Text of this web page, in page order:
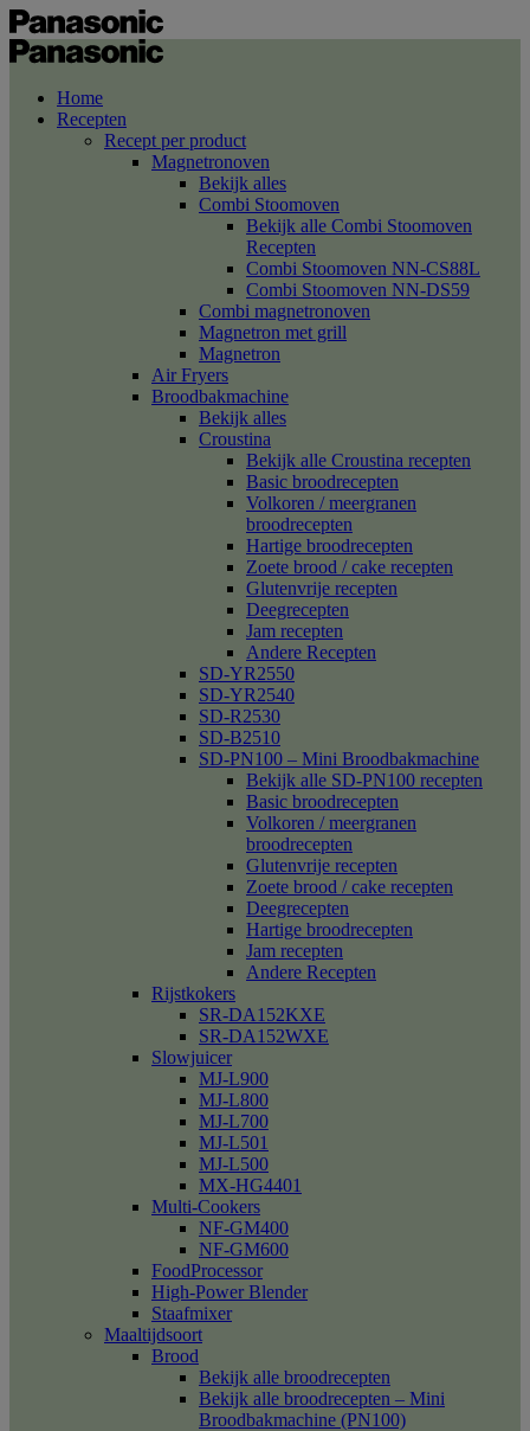
Home
Recepten
Recept per product
Magnetronoven
Bekijk alles
Combi Stoomoven
Bekijk alle Combi Stoomoven
Recepten
Combi Stoomoven NN-CS88L
Combi Stoomoven NN-DS59
Combi magnetronoven
Magnetron met grill
Magnetron
Air Fryers
Broodbakmachine
Bekijk alles
Croustina
Bekijk alle Croustina recepten
Basic broodrecepten
Volkoren / meergranen
broodrecepten
Hartige broodrecepten
Zoete brood / cake recepten
Glutenvrije recepten
Deegrecepten
Jam recepten
Andere Recepten
SD-YR2550
SD-YR2540
SD-R2530
SD-B2510
SD-PN100 – Mini Broodbakmachine
Bekijk alle SD-PN100 recepten
Basic broodrecepten
Volkoren / meergranen
broodrecepten
Glutenvrije recepten
Zoete brood / cake recepten
Deegrecepten
Hartige broodrecepten
Jam recepten
Andere Recepten
Rijstkokers
SR-DA152KXE
SR-DA152WXE
Slowjuicer
MJ-L900
MJ-L800
MJ-L700
MJ-L501
MJ-L500
MX-HG4401
Multi-Cookers
NF-GM400
NF-GM600
FoodProcessor
High-Power Blender
Staafmixer
Maaltijdsoort
Brood
Bekijk alle broodrecepten
Bekijk alle broodrecepten – Mini
Broodbakmachine (PN100)